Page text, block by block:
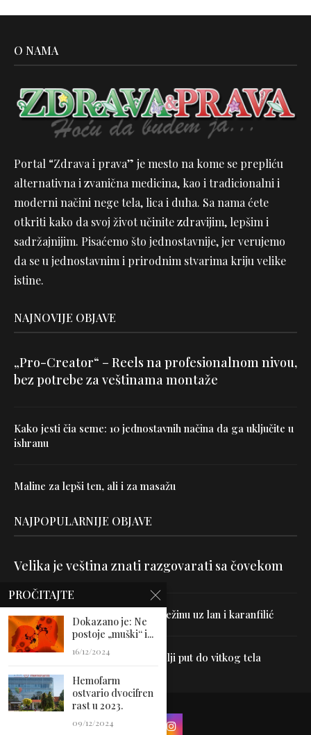
O NAMA
Portal “Zdrava i prava” je mesto na kome se prepliću
alternativna i zvanična medicina, kao i tradicionalni i
moderni načini nege tela, lica i duha. Sa nama ćete
otkriti kako da svoj život učinite zdravijim, lepšim i
sadržajnijim. Pisaćemo što jednostavnije, jer verujemo
da se u jednostavnim i prirodnim stvarima kriju velike
istine.
NAJNOVIJE OBJAVE
„Pro-Creator“ – Reels na profesionalnom nivou,
bez potrebe za veštinama montaže
Kako jesti čia seme: 10 jednostavnih načina da ga uključite u
ishranu
Maline za lepši ten, ali i za masažu
NAJPOPULARNIJE OBJAVE
Velika je veština znati razgovarati sa čovekom
Uništite parazite i normalizujte težinu uz lan i karanfilić
Dr Hajder: Akupunktura je najbolji put do vitkog tela
PROČITAJTE
Dokazano je: Ne
postoje „muški“ i...
16/12/2024
Hemofarm
ostvario dvocifren
rast u 2023.
09/12/2024